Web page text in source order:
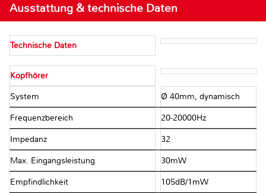
Ausstattung & technische Daten
Technische Daten
Kopfhörer
System Ø 40mm, dynamisch
Frequenzbereich 20-20000Hz
Impedanz 32Ω
Max. Eingangsleistung 30mW
Empfindlichkeit 105dB/1mW